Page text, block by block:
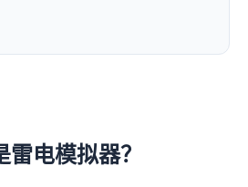
雷电模拟器？